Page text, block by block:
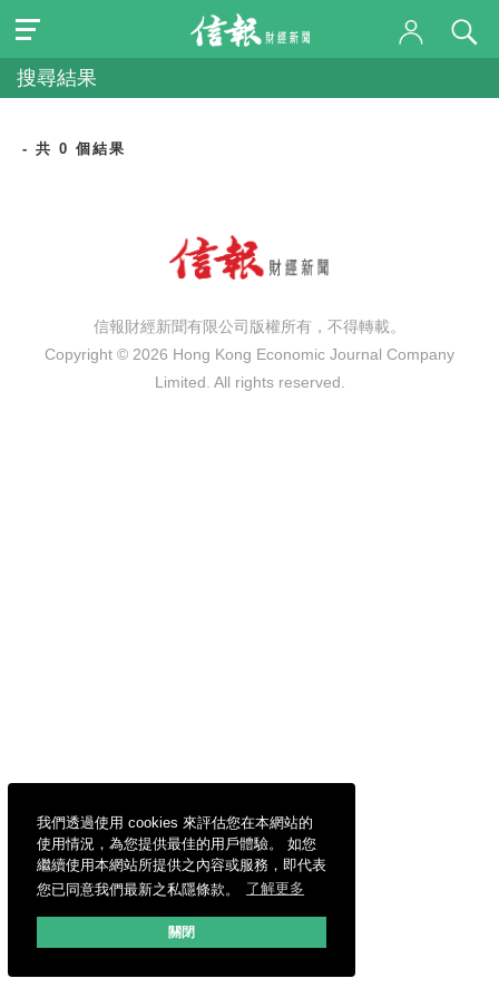
我們透過使用 cookies 來評估您在本網站的
使用情況，為您提供最佳的用戶體驗。 如您
繼續使用本網站所提供之內容或服務，即代表
您已同意我們最新之私隱條款。
了解更多
關閉
搜尋結果
- 共 0 個結果
信報財經新聞有限公司版權所有，不得轉載。
Copyright © 2026 Hong Kong Economic Journal Company
Limited. All rights reserved.